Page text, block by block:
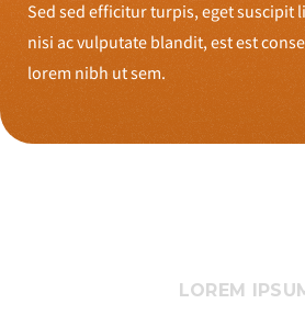
Sed sed efficitur turpis, eget suscipit
nisi ac vulputate blandit, est est
lorem nibh ut sem.
LOREM